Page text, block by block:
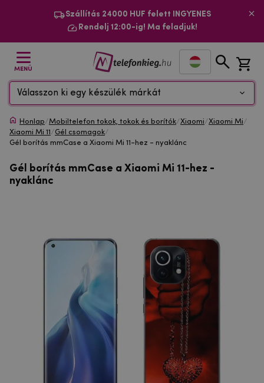
Szállítás 24000 HUF felett INGYENES
Rendelj 12:00-ig! Ma feladjuk!
MENÜ
Válasszon ki egy készülék márkát
Honlap/Mobiltelefon tokok, tokok és borítók/Xiaomi/Xiaomi Mi/
Xiaomi Mi 11/Gél csomagok/
Gél borítás mmCase a Xiaomi Mi 11-hez - nyaklánc
Gél borítás mmCase a Xiaomi Mi 11-hez -
nyaklánc